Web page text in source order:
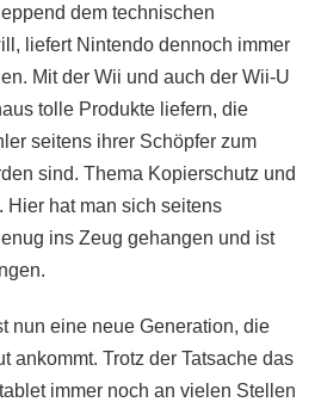
dem technischen
liefert Nintendo dennoch immer
Mit der Wii und auch der Wii-U
tolle Produkte liefern, die
seitens ihrer Schöpfer zum
sind. Thema Kopierschutz und
Hier hat man sich seitens
ins Zeug gehangen und ist
nun eine neue Generation, die
ankommt. Trotz der Tatsache das
immer noch an vielen Stellen